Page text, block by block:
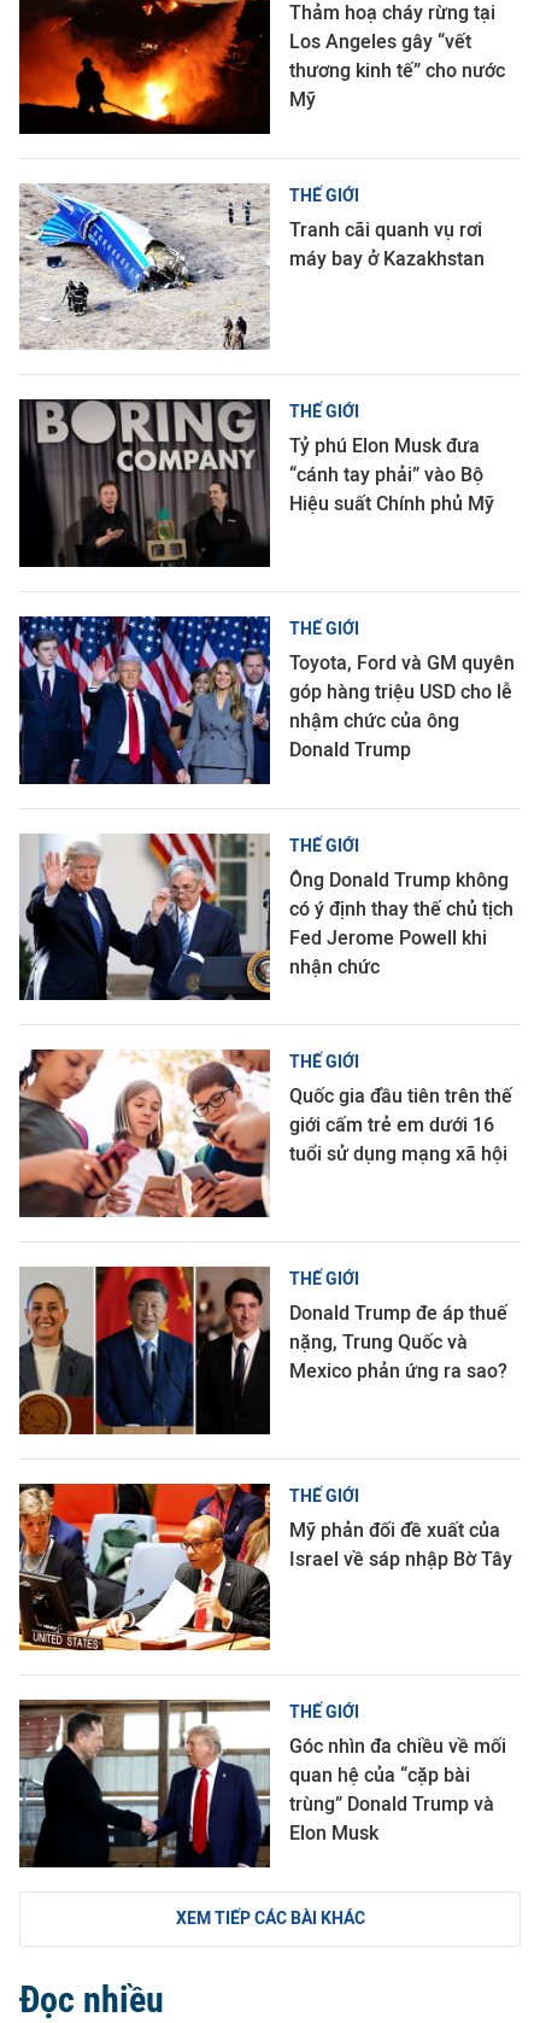
Thảm hoạ cháy rừng tại
Los Angeles gây “vết
thương kinh tế” cho nước
Mỹ
THẾ GIỚI
Tranh cãi quanh vụ rơi
máy bay ở Kazakhstan
THẾ GIỚI
Tỷ phú Elon Musk đưa
“cánh tay phải” vào Bộ
Hiệu suất Chính phủ Mỹ
THẾ GIỚI
Toyota, Ford và GM quyên
góp hàng triệu USD cho lễ
nhậm chức của ông
Donald Trump
THẾ GIỚI
Ông Donald Trump không
có ý định thay thế chủ tịch
Fed Jerome Powell khi
nhận chức
THẾ GIỚI
Quốc gia đầu tiên trên thế
giới cấm trẻ em dưới 16
tuổi sử dụng mạng xã hội
THẾ GIỚI
Donald Trump đe áp thuế
nặng, Trung Quốc và
Mexico phản ứng ra sao?
THẾ GIỚI
Mỹ phản đối đề xuất của
Israel về sáp nhập Bờ Tây
THẾ GIỚI
Góc nhìn đa chiều về mối
quan hệ của “cặp bài
trùng” Donald Trump và
Elon Musk
XEM TIẾP CÁC BÀI KHÁC
Đọc nhiều